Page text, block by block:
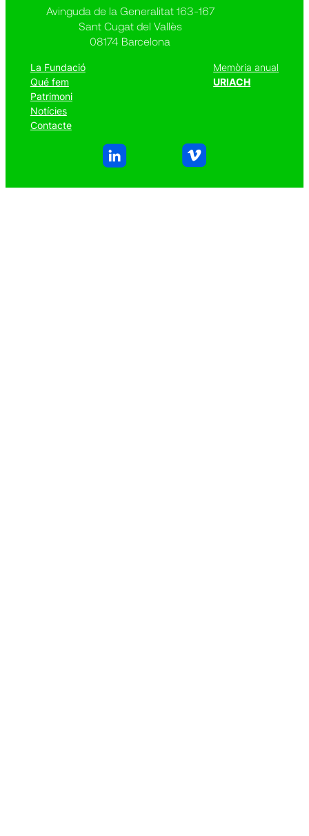
Avinguda de la Generalitat 163-167
Sant Cugat del Vallès
08174 Barcelona
La Fundació
Qué fem
Patrimoni
Notícies
Contacte
Memòria anual
URIACH